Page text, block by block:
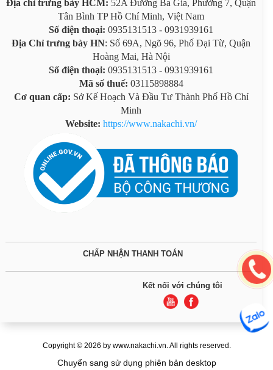
Địa chỉ trưng bày HCM: 52A Đường Ba Gia, Phường 7, Quận
Tân Bình TP Hồ Chí Minh, Việt Nam
Số điện thoại: 0935131513 - 0931939161
Địa Chỉ trưng bày HN: Số 69A, Ngõ 96, Phố Đại Từ, Quận
Hoàng Mai, Hà Nội
Số điện thoại: 0935131513 - 0931939161
Mã số thuế: 03115898884
Cơ quan cấp: Sở Kế Hoạch Và Đầu Tư Thành Phố Hồ Chí
Minh
Website: https://www.nakachi.vn/
CHẤP NHẬN THANH TOÁN
Kết nối với chúng tôi
Copyright © 2026 by www.nakachi.vn. All rights reserved.
Chuyển sang sử dụng phiên bản desktop